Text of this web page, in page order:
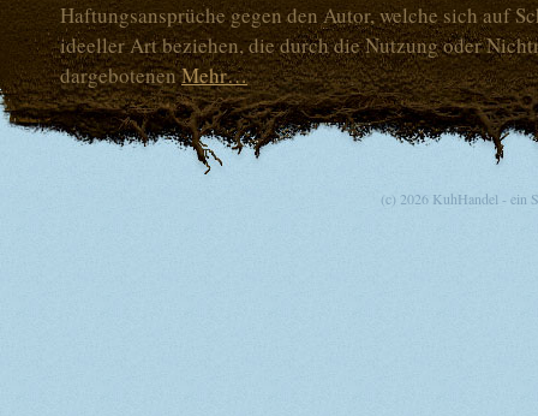
Haftungsansprüche gegen den Autor, welche sich auf
ideeller Art beziehen, die durch die Nutzung oder
dargebotenenMehr…
(c) 2026 KuhHandel - ein